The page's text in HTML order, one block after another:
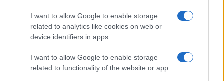
I want to allow Google to enable storage
related to analytics like cookies on web or
device identifiers in apps.
I want to allow Google to enable storage
related to functionality of the website or app.
Stapsgewijze gids voor het instellen van een hardware wallet